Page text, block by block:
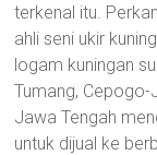
terkenal itu.
ahli seni ukir
logam kuningan
Tumang,
Jawa Tengah
untuk dijual ke